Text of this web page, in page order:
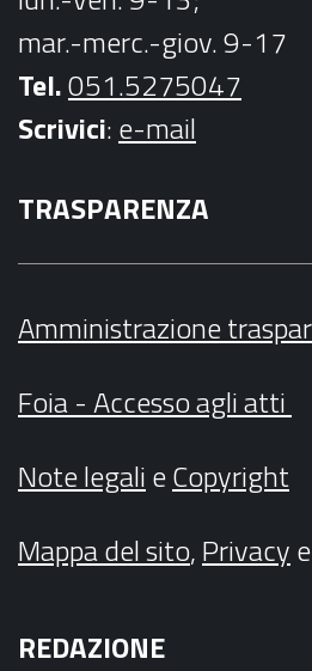
mar.-merc.-giov. 9-17
Tel.051.5275047
Scrivici:e-mail
TRASPARENZA
Amministrazione
Foia - Accesso agli atti
Note legalieCopyright
Mappa del sito,Privacye
REDAZIONE